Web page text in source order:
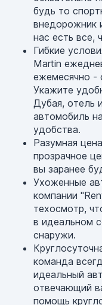
будь то
внедорожник
нас есть все,
Гибкие
Martin
ежемесячно -
Укажите
Дубая, отель
автомобиль
удобства.
Разумная
прозрачное
вы заранее
Ухоженные
компании
техосмотр,
в идеальном
снаружи.
команда
идеальный
отвечающий
помощь